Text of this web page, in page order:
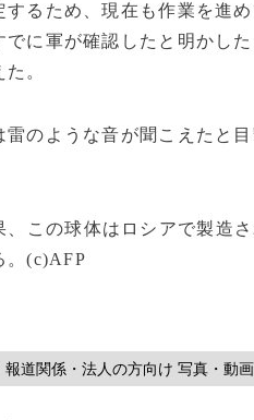
るため、現在も作業を進
に軍が確認したと明かし
。
のような音が聞こえたと
、この球体はロシアで製造
。(c)AFP
報道関係・法人の方向け 写真・動